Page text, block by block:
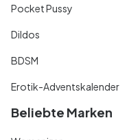
Pocket Pussy
Dildos
BDSM
Erotik-Adventskalender
Beliebte Marken